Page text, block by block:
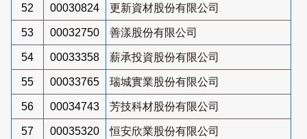
52 00030824 更新資材股份有限公司
53 00032750 善漾股份有限公司
54 00033358 薪承投資股份有限公司
55 00033765 瑞城實業股份有限公司
56 00034743 芳技科材股份有限公司
57 00035320 恒安欣業股份有限公司